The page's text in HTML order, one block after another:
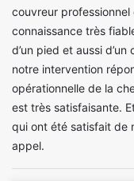
couvreur
connaissance très
d’un pied et aussi
notre intervention
opérationnelle de la
est très satisfaisante.
qui ont été satisfait de
appel.